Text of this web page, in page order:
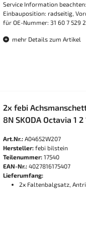
Service Information beachten:
Einbauposition: radseitig,
für OE-Nummer: 31 60 7 529
mehr Details zum Artikel
2x febi
8N SKODA Octavia 1
Art.Nr.: A04652W207
Hersteller: febi bilstein
Teilenummer: 17540
EAN-Nr.: 4027816175407
Lieferumfang:
2x Faltenbalgsatz,